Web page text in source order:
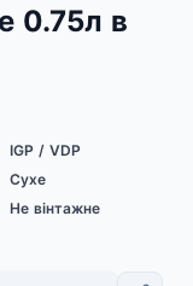
0.75л в
IGP / VDP
Сухе
Не вінтажне